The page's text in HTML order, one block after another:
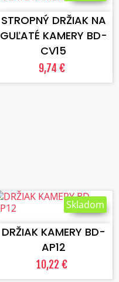
STROPNÝ DRŽIAK NA
GUĽATÉ KAMERY BD-
CV15
9,74 €
VLOŽIŤ DO KOŠÍKA
DRŽIAK KAMERY BD-
AP12
10,22 €
Skladom